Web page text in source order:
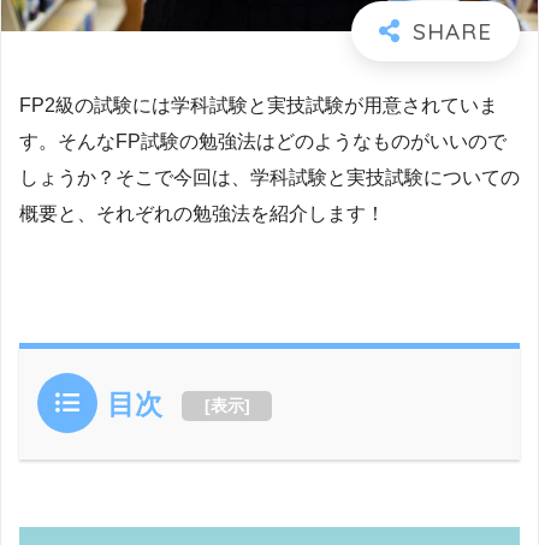
FP2級の試験には学科試験と実技試験が用意されていま
す。そんなFP試験の勉強法はどのようなものがいいので
しょうか？そこで今回は、学科試験と実技試験についての
概要と、それぞれの勉強法を紹介します！
目次 [表示]